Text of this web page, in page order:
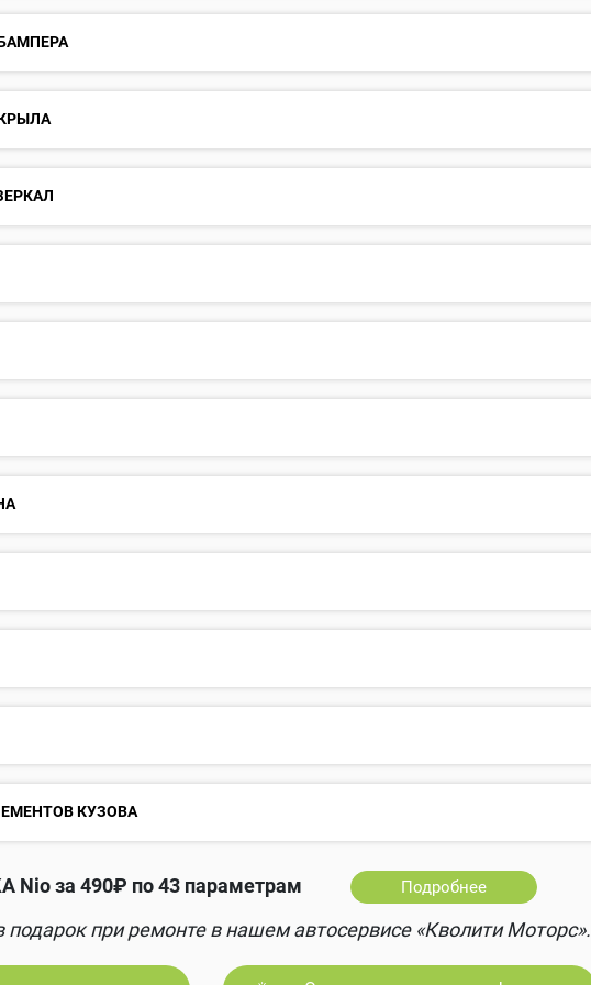
КУЗОВА
за 490₽ по 43 параметрам Подробнее
подарок при ремонте в нашем автосервисе «Кволити Моторс».